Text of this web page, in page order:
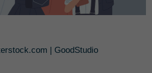
| GoodStudio